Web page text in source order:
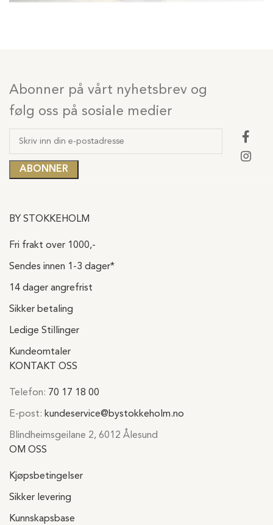
Abonner på vårt nyhetsbrev og
følg oss på sosiale medier
BY STOKKEHOLM
Fri frakt over 1000,-
Sendes innen 1-3 dager*
14 dager angrefrist
Sikker betaling
Ledige Stillinger
Kundeomtaler
KONTAKT OSS
Telefon: 70 17 18 00
E-post: kundeservice@bystokkeholm.no
Blindheimsgeilane 2, 6012 Ålesund
OM OSS
Kjøpsbetingelser
Sikker levering
Kunnskapsbase